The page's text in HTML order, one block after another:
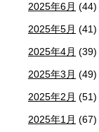
2025年6月 (44)
2025年5月 (41)
2025年4月 (39)
2025年3月 (49)
2025年2月 (51)
2025年1月 (67)